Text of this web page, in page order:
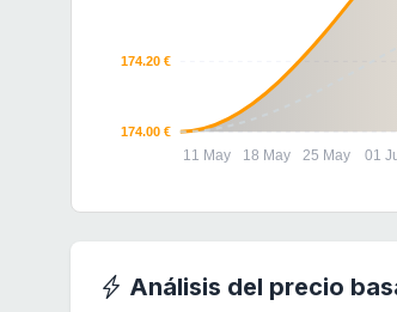
174.20 €
174.00 €
11 May 18 May 25 May 01
Análisis del precio